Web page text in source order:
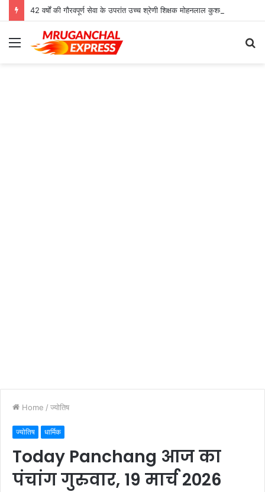
Menu
Home / ज्योतिष
ज्योतिष धार्मिक
Today Panchang आज का
पंचांग गुरुवार, 19 मार्च 2026